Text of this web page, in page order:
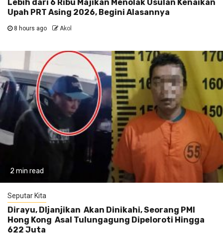
Lebih dari 6 Ribu Majikan Menolak Usulan Kenaikan
Upah PRT Asing 2026, Begini Alasannya
8 hours ago Akol
2 min read
Seputar Kita
Dirayu, DIjanjikan Akan Dinikahi, Seorang PMI
Hong Kong Asal Tulungagung Dipeloroti Hingga
622 Juta